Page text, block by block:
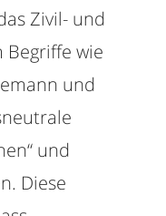
Zivil- und
Begriffe wie
und
und
Diese